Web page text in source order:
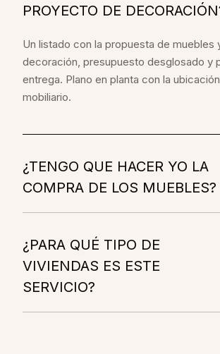
PROYECTO DE
Un listado con la propuesta de muebles
decoración, presupuesto desglosado y
entrega. Plano en planta con la
mobiliario.
¿TENGO QUE HACER YO LA
COMPRA DE LOS MUEBLES?
¿PARA QUÉ TIPO DE
VIVIENDAS ES ESTE
SERVICIO?